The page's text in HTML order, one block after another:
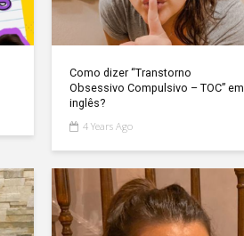
Como dizer “Transtorno
Obsessivo Compulsivo – TOC” em
inglês?
4 Years Ago